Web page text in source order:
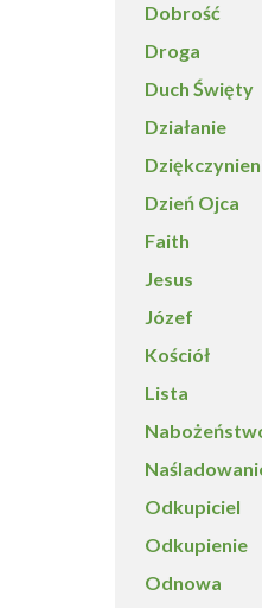
Dobrość
Droga
Duch Święty
Działanie
Dzień Ojca
Faith
Jesus
Józef
Kościół
Lista
Odkupiciel
Odkupienie
Odnowa